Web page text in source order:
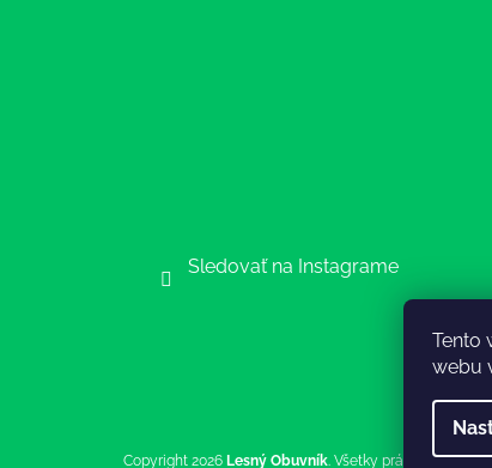
Tento
webu
Sledovať na Instagrame
Copyright 2026 Lesný Obuvník. Všetky práva